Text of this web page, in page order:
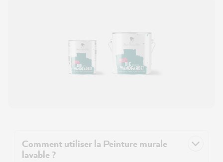
Comment utiliser la Peinture murale
lavable ?